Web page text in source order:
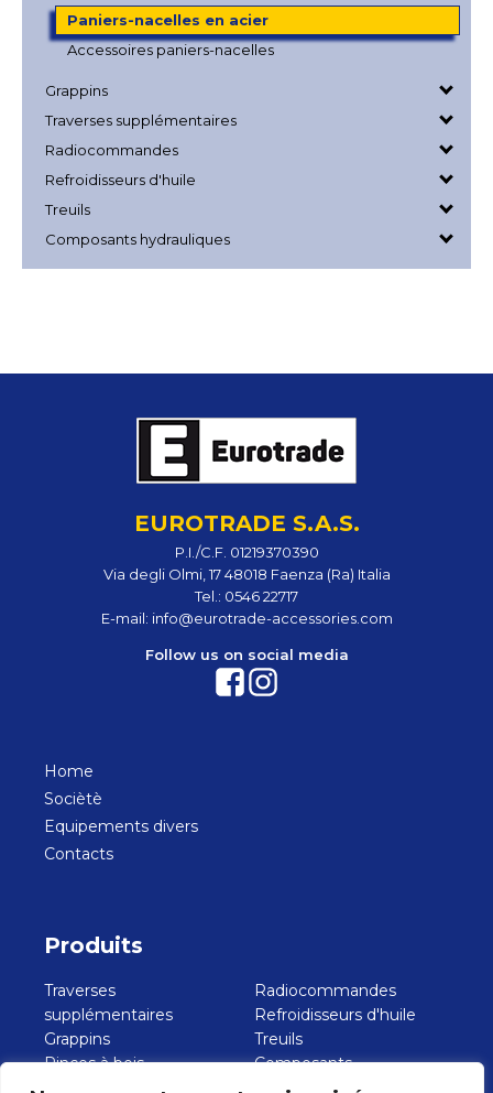
Paniers-nacelles en acier
Accessoires paniers-nacelles
Grappins
Traverses supplémentaires
Radiocommandes
Refroidisseurs d'huile
Treuils
Composants hydrauliques
EUROTRADE S.A.S.
P.I./C.F. 01219370390
Via degli Olmi, 17 48018 Faenza (Ra) Italia
Tel.: 0546 22717
E-mail: info@eurotrade-accessories.com
Follow us on social media
Home
Sociètè
Equipements divers
Contacts
Produits
Traverses
supplémentaires
Grappins
Pinces à bois
Bennes de creusement
Radiocommandes
Refroidisseurs d'huile
Treuils
Composants
hydrauliques